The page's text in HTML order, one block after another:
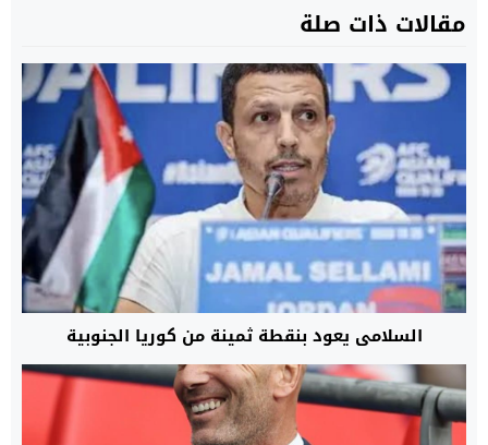
مقالات ذات صلة
السلامي يعود بنقطة ثمينة من كوريا الجنوبية